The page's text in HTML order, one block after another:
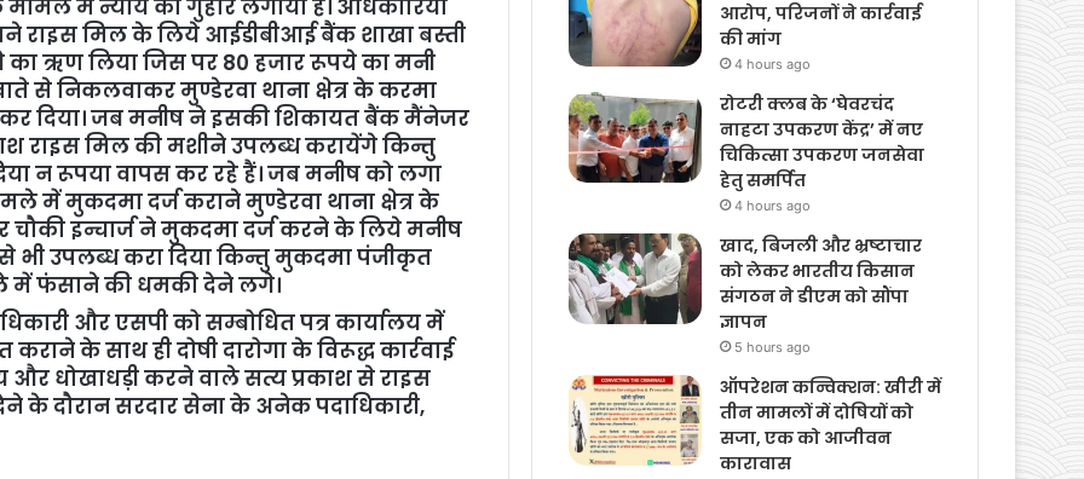
में न्याय की गुहार लगाया है। अधिकारियो
राइस मिल के लिये आईडीबीआई बैंक शाखा बस्ती
ऋण लिया जिस पर 80 हजार रूपये का मनी
से निकलवाकर मुण्डेरवा थाना क्षेत्र के करमा
कर दिया। जब मनीष ने इसकी शिकायत बैंक मैंनेजर
राइस मिल की मशीने उपलब्ध करायेंगे किन्तु
न रूपया वापस कर रहे हैं। जब मनीष को लगा
में मुकदमा दर्ज कराने मुण्डेरवा थाना क्षेत्र के
चौकी इन्चार्ज ने मुकदमा दर्ज करने के लिये मनीष
भी उपलब्ध करा दिया किन्तु मुकदमा पंजीकृत
में फंसाने की धमकी देने लगे।
और एसपी को सम्बोधित पत्र कार्यालय में
के साथ ही दोषी दारोगा के विरूद्ध कार्रवाई
और धोखाधड़ी करने वाले सत्य प्रकाश से राइस
के दौरान सरदार सेना के अनेक पदाधिकारी,
आरोप, परिजनों ने कार्रवाई
की मांग
4 hours ago
रोटरी क्लब के ‘घेवरचंद
नाहटा उपकरण केंद्र’ में नए
चिकित्सा उपकरण जनसेवा
हेतु समर्पित
4 hours ago
खाद, बिजली और भ्रष्टाचार
को लेकर भारतीय किसान
संगठन ने डीएम को सौंपा
ज्ञापन
5 hours ago
ऑपरेशन कन्विक्शन: खीरी में
तीन मामलों में दोषियों को
सजा, एक को आजीवन
कारावास